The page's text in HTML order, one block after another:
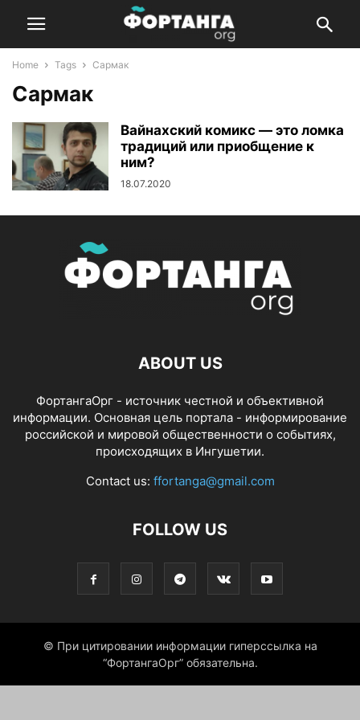
Home Tags Сармак
Сармак
Вайнахский комикс — это ломка
традиций или приобщение к
ним?
18.07.2020
ABOUT US
ФортангаОрг - источник честной и объективной
информации. Основная цель портала - информирование
российской и мировой общественности о событиях,
происходящих в Ингушетии.
Contact us: ffortanga@gmail.com
FOLLOW US
© При цитировании информации гиперссылка на
“ФортангаОрг” обязательна.